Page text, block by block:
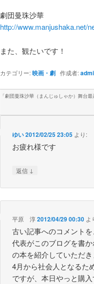
劇団曼珠沙華
http://www.manjushaka.net/
また、観たいです！
カテゴリー:映画・劇作成者:
「劇団曼珠沙華（まんじゅしゃか）舞台最
ゆい2012/02/25 23:05 より:
お疲れ様です
返信 ↓
平原 淳2012/04/29 00:30 よ
古い記事へのコメントを
代表がこのブログを書
の本を紹介していただき
4月から社会人となるた
ですが、本日やっと購入